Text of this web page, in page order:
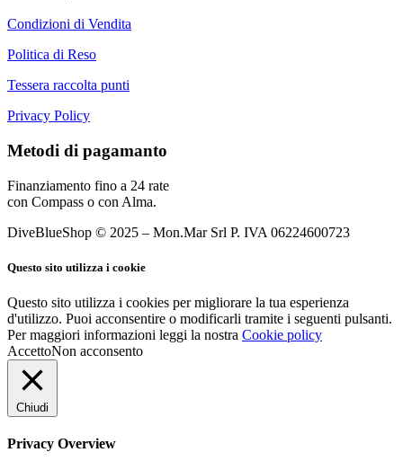
Condizioni di Vendita
Politica di Reso
Tessera raccolta punti
Privacy Policy
Metodi di pagamanto
Finanziamento fino a 24 rate
con Compass o con Alma.
DiveBlueShop © 2025 – Mon.Mar Srl P. IVA 06224600723
Questo sito utilizza i cookie
Questo sito utilizza i cookies per migliorare la tua esperienza
d'utilizzo. Puoi acconsentire o modificarli tramite i seguenti pulsanti.
Per maggiori informazioni leggi la nostra Cookie policy
AccettoNon acconsento
Chiudi
Privacy Overview